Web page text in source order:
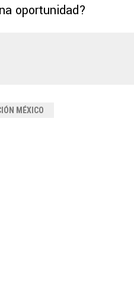
oportunidad?
MÉXICO